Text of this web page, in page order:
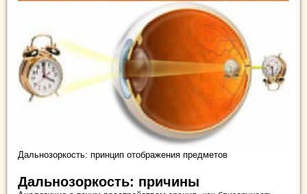
Дальнозоркость: принцип отображения предметов
Дальнозоркость: причины